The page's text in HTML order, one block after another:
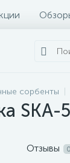
сорбенты
Отзывы 0